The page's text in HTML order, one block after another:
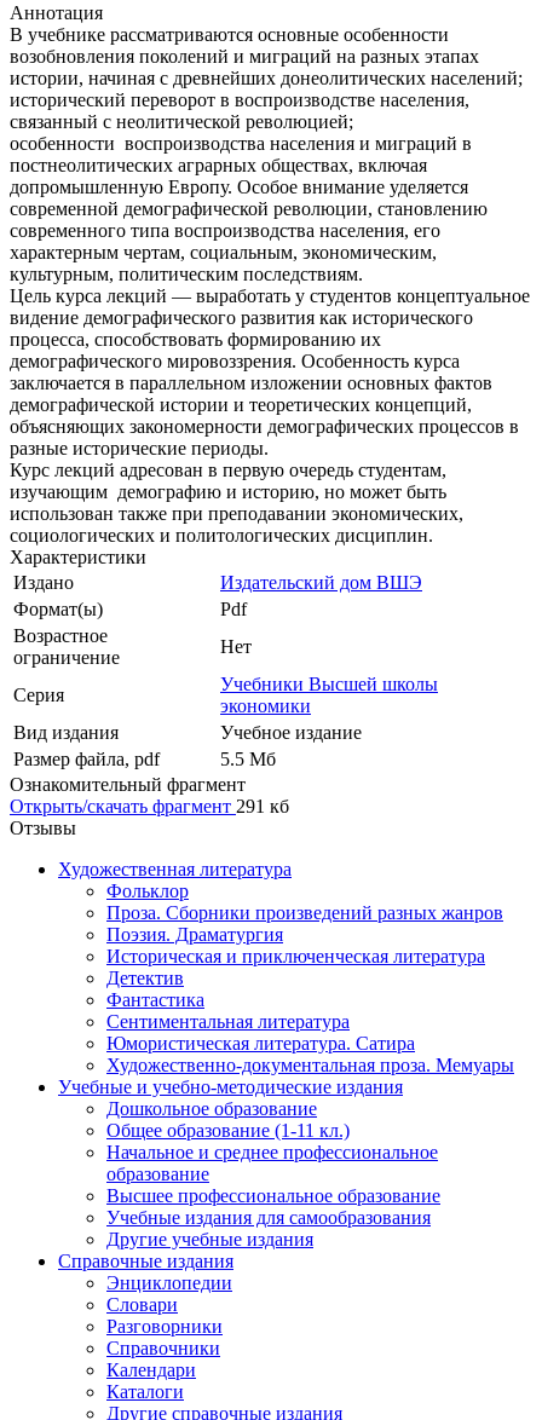
Аннотация
В учебнике рассматриваются основные особенности
возобновления поколений и миграций на разных этапах
истории, начиная с древнейших донеолитических населений;
исторический переворот в воспроизводстве населения,
связанный с неолитической революцией;
особенности воспроизводства населения и миграций в
постнеолитических аграрных обществах, включая
допромышленную Европу. Особое внимание уделяется
современной демографической революции, становлению
современного типа воспроизводства населения, его
характерным чертам, социальным, экономическим,
культурным, политическим последствиям.
Цель курса лекций — выработать у студентов концептуальное
видение демографического развития как исторического
процесса, способствовать формированию их
демографического мировоззрения. Особенность курса
заключается в параллельном изложении основных фактов
демографической истории и теоретических концепций,
объясняющих закономерности демографических процессов в
разные исторические периоды.
Курс лекций адресован в первую очередь студентам,
изучающим демографию и историю, но может быть
использован также при преподавании экономических,
социологических и политологических дисциплин.
Характеристики
Издано
Издательский дом ВШЭ
Формат(ы)
Pdf
Возрастное
ограничение
Нет
Серия
Учебники Высшей школы
экономики
Вид издания
Учебное издание
Размер файла, pdf
5.5 Mб
Ознакомительный фрагмент
Открыть/скачать фрагмент 291 кб
Отзывы
Художественная литература
Фольклор
Проза. Сборники произведений разных жанров
Поэзия. Драматургия
Историческая и приключенческая литература
Детектив
Фантастика
Сентиментальная литература
Юмористическая литература. Сатира
Художественно-документальная проза. Мемуары
Учебные и учебно-методические издания
Дошкольное образование
Общее образование (1-11 кл.)
Начальное и среднее профессиональное
образование
Высшее профессиональное образование
Учебные издания для самообразования
Другие учебные издания
Справочные издания
Энциклопедии
Словари
Разговорники
Справочники
Календари
Каталоги
Другие справочные издания